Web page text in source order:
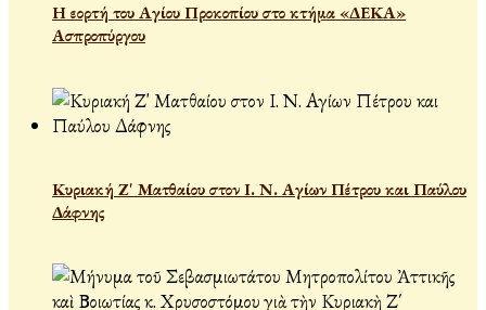
Η εορτή του Αγίου Προκοπίου στο κτήμα «ΔΕΚΑ»
Ασπροπύργου
Κυριακή Ζ' Ματθαίου στον Ι. Ν. Αγίων Πέτρου και Παύλου
Δάφνης